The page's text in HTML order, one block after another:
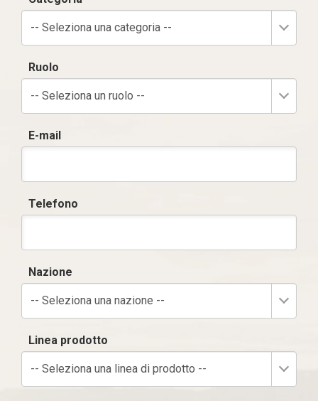
-- Seleziona una categoria --
Ruolo
-- Seleziona un ruolo --
E-mail
Telefono
Nazione
-- Seleziona una nazione --
Linea prodotto
-- Seleziona una linea di prodotto --